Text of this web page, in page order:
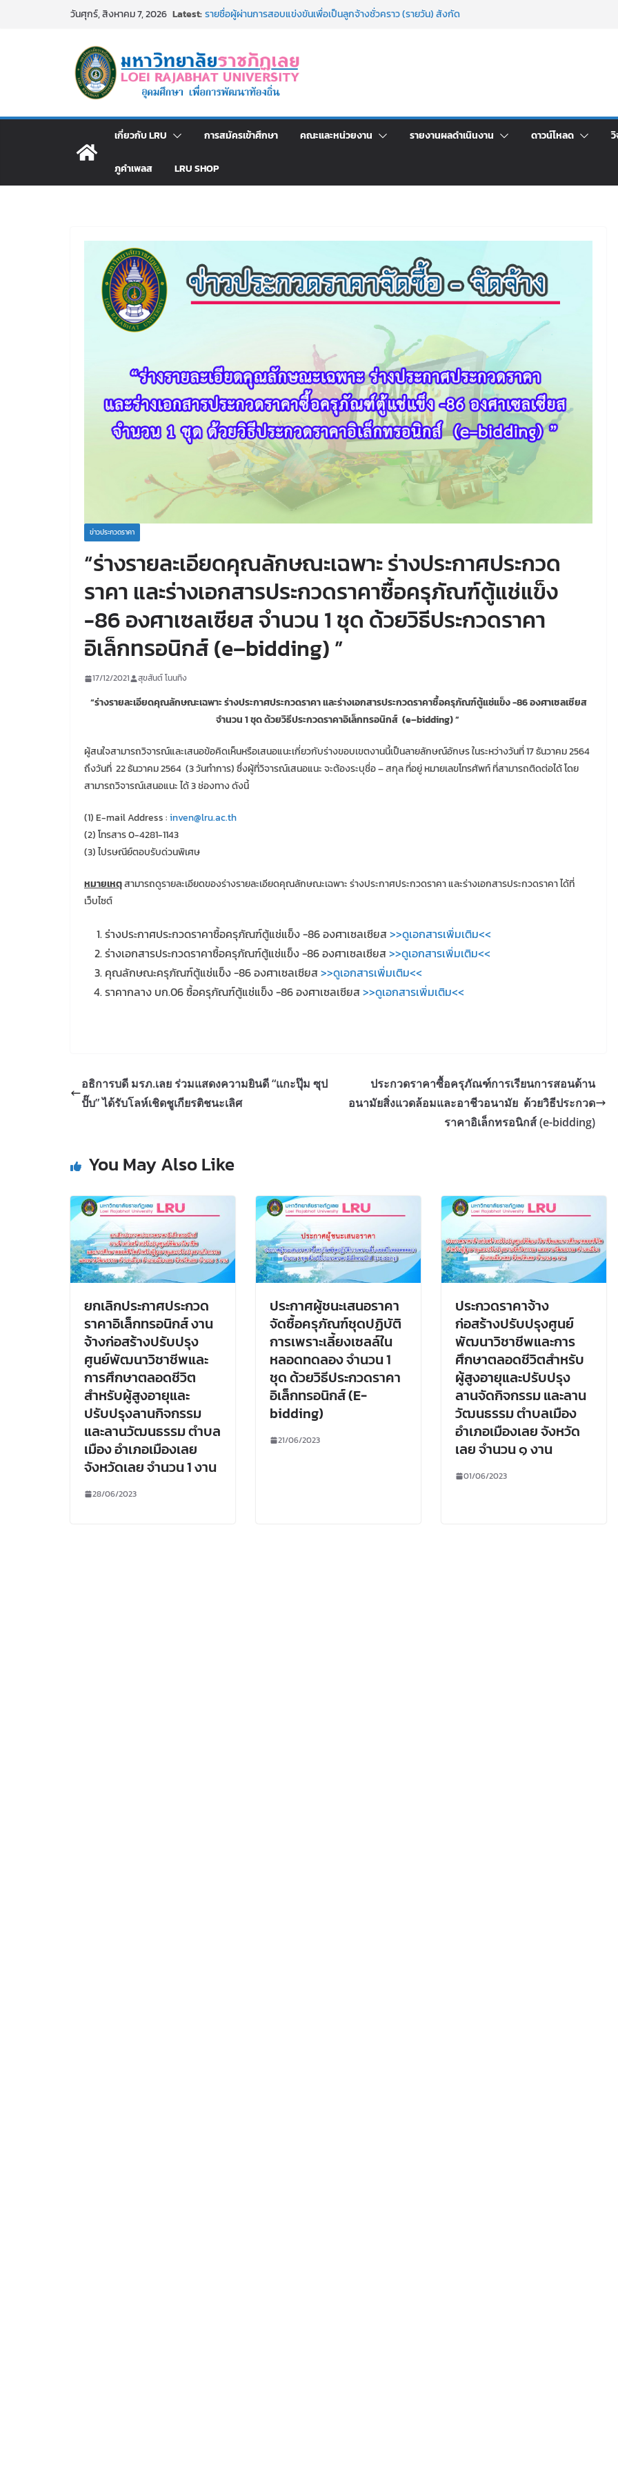
วันศุกร์, สิงหาคม 7, 2026 Latest:รายชื่อผู้ผ่านการสอบแข่งขันเพื่อเป็นลูกจ้างชั่วคราว (รายวัน) สังกัด
สังกัดมหาวิทยาลัยราชภัฏเลย ครั้งที่ 2/2569
ม.ราชภัฏเลย ประชุมคณาจารย์ประจำ ครั้งที่ 1/2569
ประกาศผู้ชนะการเสนอราคา จ้างทำปกปริญญาบัตร จำนวน ๑,๙๗๒ ชุด
โดยวิธีเฉพาะเจาะจง
สาธารณกุศล 69
เกี่ยวกับ LRU การสมัครเข้าศึกษา คณะและหน่วยงาน รายงานผลดำเนินงาน ดาวน์โหลด
ภูคำเพลส LRU SHOP
ข่าวประกวดราคา
“ร่างรายละเอียดคุณลักษณะเฉพาะ ร่างประกาศประกวด
ราคา และร่างเอกสารประกวดราคาซื้อครุภัณฑ์ตู้แช่แข็ง
-86 องศาเซลเซียส จำนวน 1 ชุด ด้วยวิธีประกวดราคา
อิเล็กทรอนิกส์ (e–bidding) ”
17/12/2021 สุขสันต์ โนนทิง
“ร่างรายละเอียดคุณลักษณะเฉพาะ ร่างประกาศประกวดราคา และร่างเอกสารประกวดราคาซื้อครุภัณฑ์ตู้แช่แข็ง -86 องศาเซลเซียส
จำนวน 1 ชุดด้วยวิธีประกวดราคาอิเล็กทรอนิกส์ (e–bidding) ”
ผู้สนใจสามารถวิจารณ์และเสนอข้อคิดเห็นหรือเสนอแนะเกี่ยวกับร่างขอบเขตงานนี้เป็นลายลักษณ์อักษร ในระหว่างวันที่ 17 ธันวาคม 2564
ถึงวันที่ 22 ธันวาคม 2564 (3 วันทำการ) ซึ่งผู้ที่วิจารณ์เสนอแนะ จะต้องระบุชื่อ – สกุล ที่อยู่ หมายเลขโทรศัพท์ ที่สามารถติดต่อได้ โดย
สามารถวิจารณ์เสนอแนะ ได้ 3 ช่องทาง ดังนี้
(1) E-mail Address :inven@lru.ac.th
(2) โทรสาร 0-4281-1143
(3) ไปรษณีย์ตอบรับด่วนพิเศษ
หมายเหตุสามารถดูรายละเอียดของร่างรายละเอียดคุณลักษณะเฉพาะ ร่างประกาศประกวดราคา และร่างเอกสารประกวดราคา ได้ที่
เว็บไซต์
ร่างประกาศประกวดราคาซื้อครุภัณฑ์ตู้แช่แข็ง -86 องศาเซลเซียส>>ดูเอกสารเพิ่มเติม<<
ร่างเอกสารประกวดราคาซื้อครุภัณฑ์ตู้แช่แข็ง -86 องศาเซลเซียส>>ดูเอกสารเพิ่มเติม<<
คุณลักษณะครุภัณฑ์ตู้แช่แข็ง -86 องศาเซลเซียส>>ดูเอกสารเพิ่มเติม<<
ราคากลาง บก.06 ซื้อครุภัณฑ์ตู้แช่แข็ง -86 องศาเซลเซียส>>ดูเอกสารเพิ่มเติม<<
อธิการบดี มรภ.เลย ร่วมแสดงความยินดี “แกะปุ๊ม ซุป
ปั๊บ” ได้รับโลห์เชิดชูเกียรติชนะเลิศ
ประกวดราคาซื้อครุภัณฑ์การเรียนการสอนด้าน
อนามัยสิ่งแวดล้อมและอาชีวอนามัย ด้วยวิธีประกวด
ราคาอิเล็กทรอนิกส์ (e-bidding)
You May Also Like
ยกเลิกประกาศประกวด
ราคาอิเล็กทรอนิกส์ งาน
จ้างก่อสร้างปรับปรุง
ศูนย์พัฒนาวิชาชีพและ
การศึกษาตลอดชีวิต
สำหรับผู้สูงอายุและ
ปรับปรุงลานกิจกรรม
และลานวัฒนธรรม ตำบล
เมือง อำเภอเมืองเลย
จังหวัดเลย จำนวน 1 งาน
28/06/2023
ประกาศผู้ชนะเสนอราคา
จัดซื้อครุภัณฑ์ชุดปฏิบัติ
การเพราะเลี้ยงเซลล์ใน
หลอดทดลอง จำนวน 1
ชุด ด้วยวิธีประกวดราคา
อิเล็กทรอนิกส์ (E-
bidding)
21/06/2023
ประกวดราคาจ้าง
ก่อสร้างปรับปรุงศูนย์
พัฒนาวิชาชีพและการ
ศึกษาตลอดชีวิตสำหรับ
ผู้สูงอายุและปรับปรุง
ลานจัดกิจกรรม และลาน
วัฒนธรรม ตำบลเมือง
อำเภอเมืองเลย จังหวัด
เลย จำนวน ๑ งาน
01/06/2023